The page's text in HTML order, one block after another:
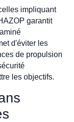
impliquant
garantit
d'éviter les
de propulsion
les objectifs.